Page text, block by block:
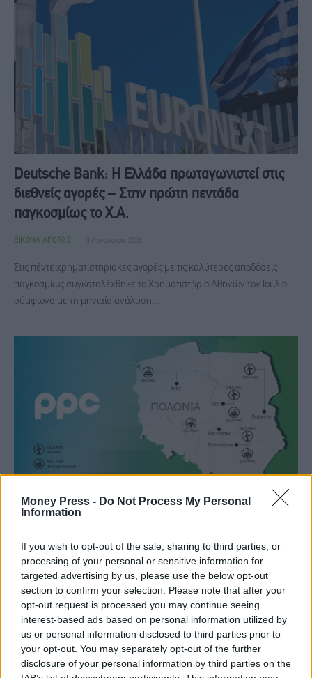
Money Press - Do Not Process My Personal
Information
If you wish to opt-out of the sale, sharing to third parties, or
processing of your personal or sensitive information for
targeted advertising by us, please use the below opt-out
section to confirm your selection. Please note that after your
opt-out request is processed you may continue seeing
interest-based ads based on personal information utilized by
us or personal information disclosed to third parties prior to
your opt-out. You may separately opt-out of the further
disclosure of your personal information by third parties on the
Deutsche Bank: Η Ελλάδα πρωταγωνιστεί στις
διεθνείς αγορές – Στην πρώτη πεντάδα
παγκοσμίως το Χ.Α.
ΕΙΚΌΝΑ ΑΓΟΡΆΣ 3 Αυγούστου, 2026
Στις πέντε χρηματιστηριακές αγορές με τις καλύτερες αποδόσεις
παγκοσμίως συγκαταλέχθηκε το Χρηματιστήριο Αθηνών τον Ιούλιο,
σύμφωνα με τη μηνιαία ανάλυση…
Όμιλος ΔΕΗ: Επεκτείνεται δυναμικά στην αγορά
ΕΠΙΧΕΙΡΉΣΕΙΣ 31 Ιουλίου, 2026
Την είσοδο του Ομίλου ΔΕΗ στην αγορά ενέργειας της Πολωνίας, μία
από τις πιο υποσχόμενες και ταχύτερα αναπτυσσόμενες αγορές
καθαρής…